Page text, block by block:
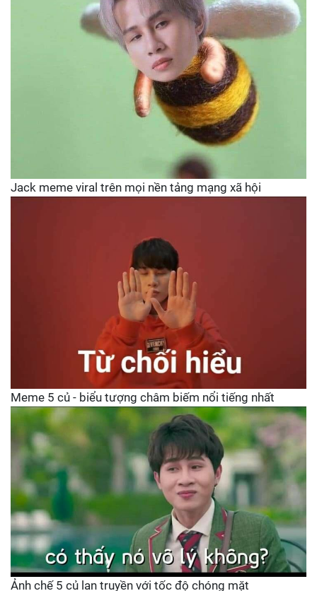
Jack meme viral trên mọi nền tảng mạng xã hội
Meme 5 củ - biểu tượng châm biếm nổi tiếng nhất
Ảnh chế 5 củ lan truyền với tốc độ chóng mặt